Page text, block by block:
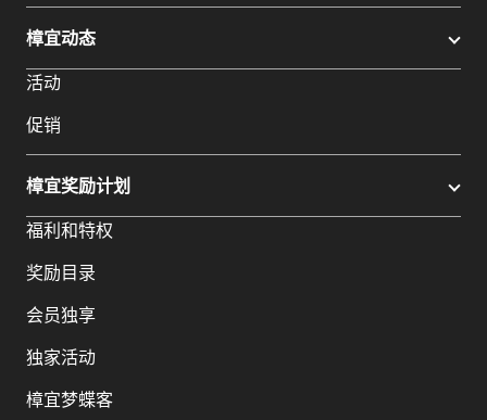
樟宜动态
活动
促销
樟宜奖励计划
福利和特权
奖励目录
会员独享
独家活动
樟宜梦蝶客